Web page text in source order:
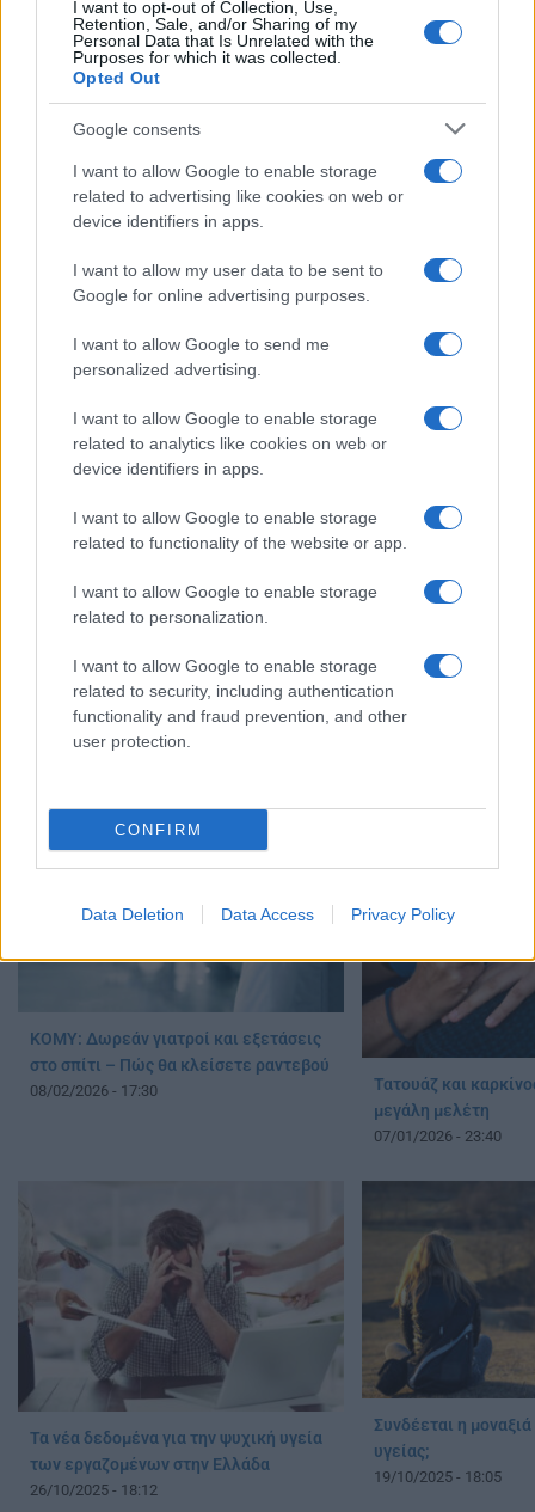
I want to opt-out of Collection, Use,
Retention, Sale, and/or Sharing of my
Personal Data that Is Unrelated with the
Purposes for which it was collected.
Opted Out
Google consents
I want to allow Google to enable storage
related to advertising like cookies on web or
device identifiers in apps.
I want to allow my user data to be sent to
Google for online advertising purposes.
I want to allow Google to send me
personalized advertising.
I want to allow Google to enable storage
related to analytics like cookies on web or
device identifiers in apps.
I want to allow Google to enable storage
related to functionality of the website or app.
I want to allow Google to enable storage
related to personalization.
I want to allow Google to enable storage
related to security, including authentication
functionality and fraud prevention, and other
user protection.
CONFIRM
Data Deletion Data Access Privacy Policy
ΔΙΑΒΑΣΤΕ ΑΚΟΜΑ
Πότε αρχίζουμε να γερνάμε πιο
ΚΟΜΥ: Δωρεάν γιατροί και εξετάσεις
στο σπίτι – Πώς θα κλείσετε ραντεβού
08/02/2026 - 17:30
Τατουάζ και
μεγάλη μελέτη
07/01/2026 - 23:40
Τα νέα δεδομένα για την ψυχική υγεία
των εργαζομένων στην Ελλάδα
26/10/2025 - 18:12
Συνδέεται η
υγείας;
19/10/2025 - 18:05